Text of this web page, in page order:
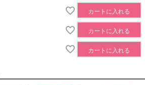
カートに入れる
カートに入れる
カートに入れる